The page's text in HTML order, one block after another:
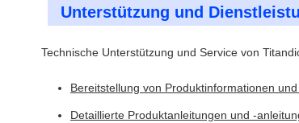
Unterstützung und
Technische Unterstützung und Service von
Bereitstellung von Produktinformationen
Detaillierte Produktanleitungen und -